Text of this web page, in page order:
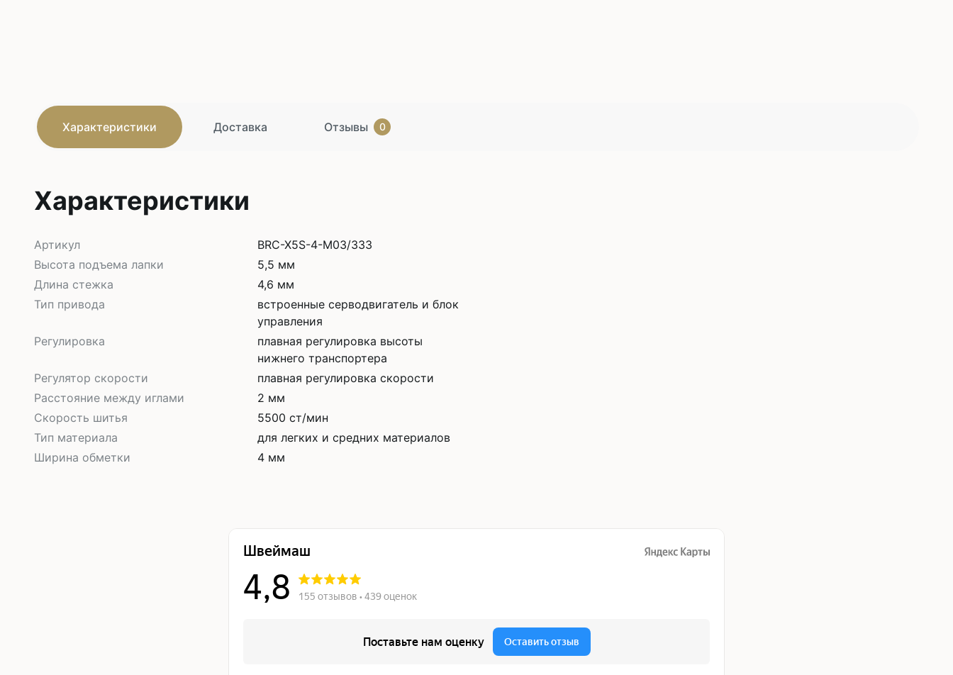
Характеристики Доставка Отзывы 0
Характеристики
Артикул
BRC-X5S-4-M03/333
Высота подъема лапки
5,5 мм
Длина стежка
4,6 мм
Тип привода
встроенные серводвигатель и блок
управления
Регулировка
плавная регулировка высоты
нижнего транспортера
Регулятор скорости
плавная регулировка скорости
Расстояние между иглами
2 мм
Скорость шитья
5500 ст/мин
Тип материала
для легких и средних материалов
Ширина обметки
4 мм